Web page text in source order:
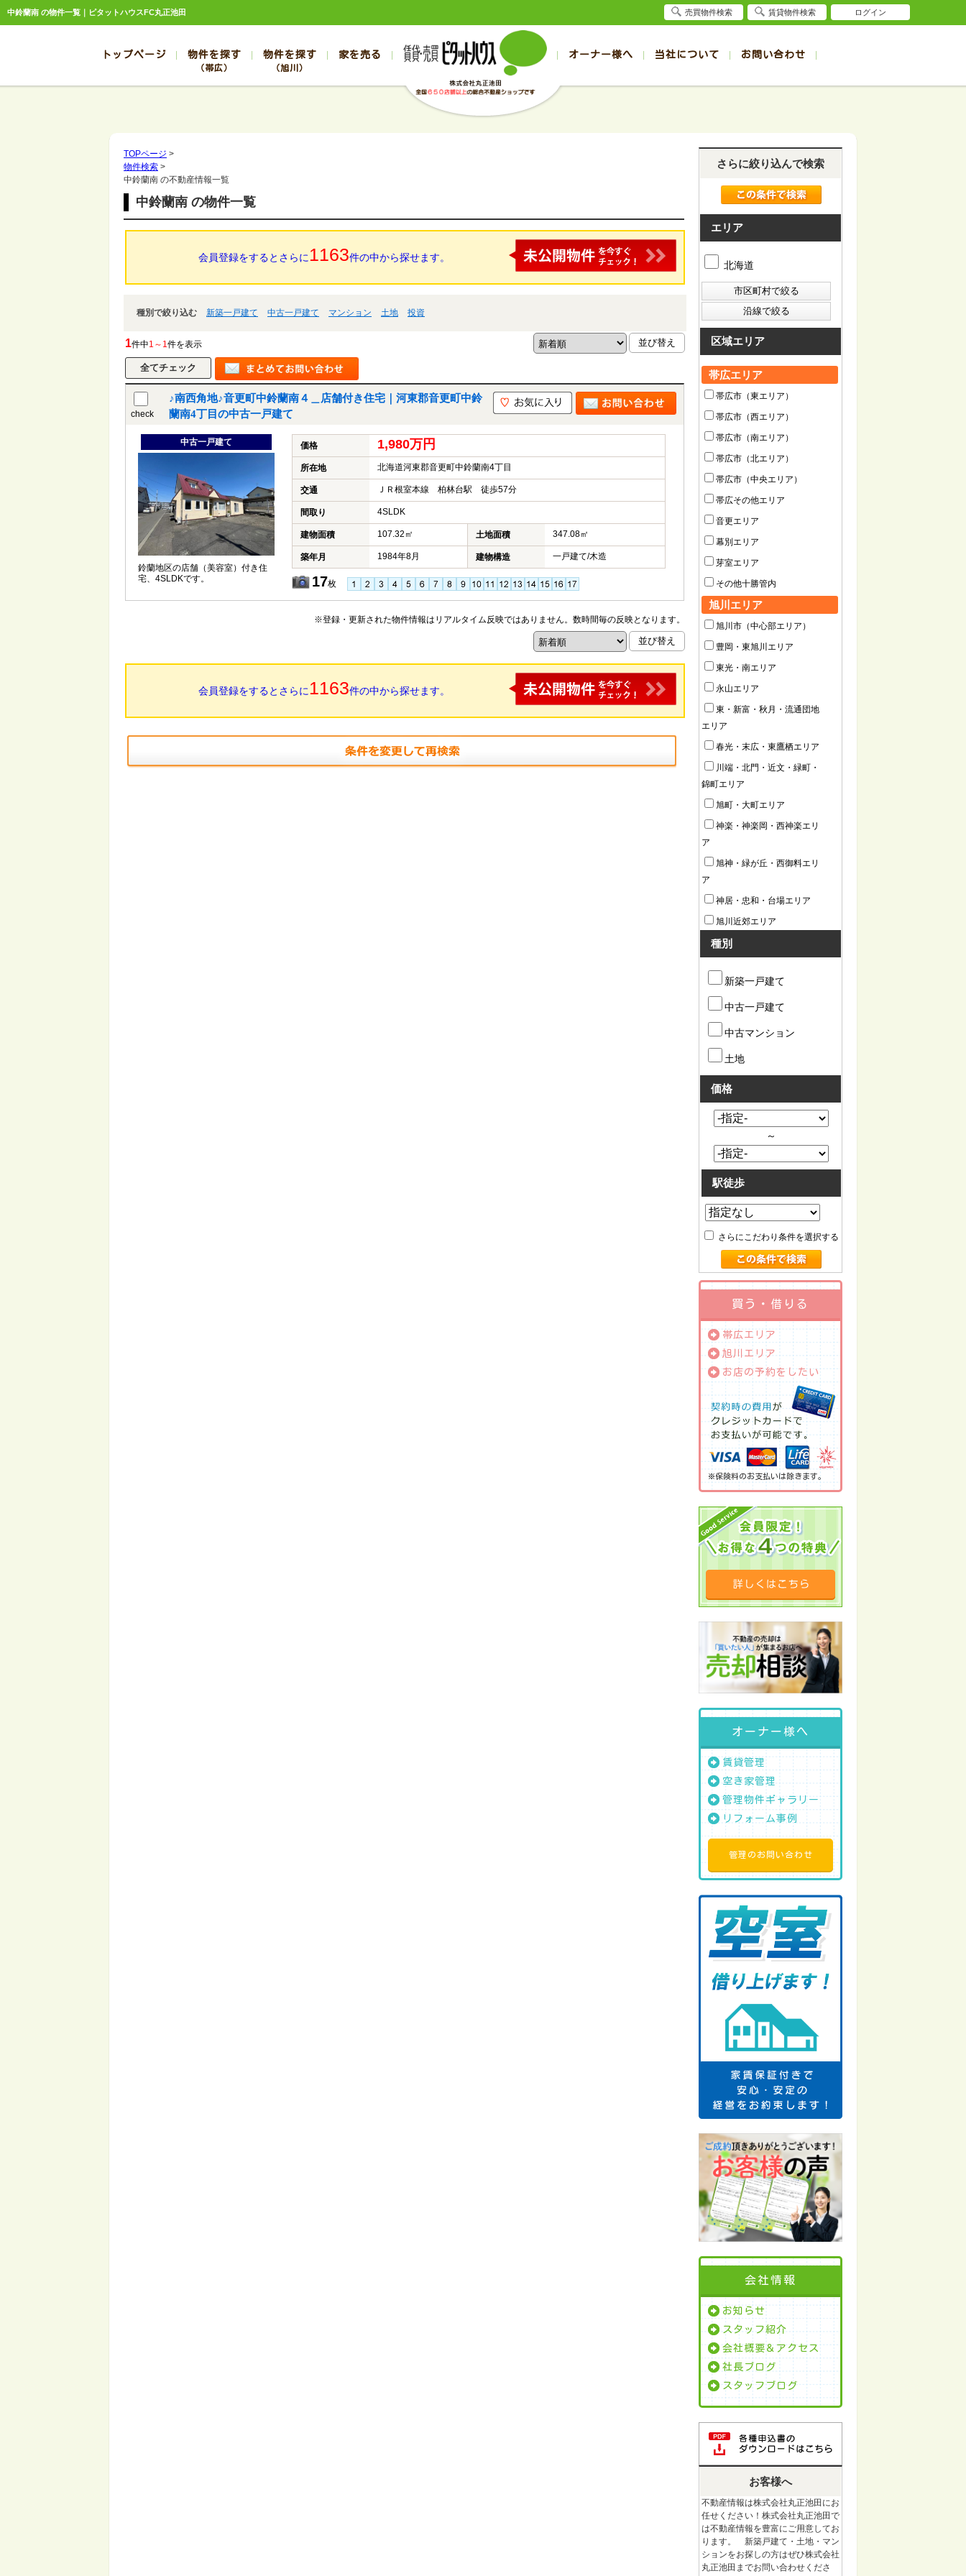
中鈴蘭南 の物件一覧｜ピタットハウスFC丸正池田
トップページ 物件を探す
（帯広）
売買
帯広の1DK～1LDK賃貸
帯広の2K～2LDK賃貸
帯広の3K～3LDK賃貸
物件を探す
（旭川）
売買
旭川の1DK～1LDK賃貸
旭川の2K～2LDK賃貸
旭川の3K～3LDK賃貸
家を売る オーナー様へ 当社について
スタッフブログ お客様の声
お問い合わせ
売却のお問合せ 入居者様ページ
TOPページ >
物件検索 >
中鈴蘭南 の不動産情報一覧
中鈴蘭南 の物件一覧
会員登録をするとさらに 1163件の中から探せます。
種別で絞り込む 新築一戸建て 中古一戸建て マンション 土地 投資
1件中1～1件を表示
check
♪南西角地♪音更町中鈴蘭南４＿店舗付き住宅｜河東郡音更町中鈴
蘭南4丁目の中古一戸建て
中古一戸建て
鈴蘭地区の店舗（美容室）付き住
宅、4SLDKです。
価格 1,980万円
所在地 北海道河東郡音更町中鈴蘭南4丁目
交通 ＪＲ根室本線 柏林台駅 徒歩57分
間取り 4SLDK
建物面積 107.32㎡ 土地面積 347.08㎡
築年月 1984年8月 建物構造 一戸建て/木造
17枚
※登録・更新された物件情報はリアルタイム反映ではありません。数時間毎の反映となります。
会員登録をするとさらに 1163件の中から探せます。
さらに絞り込んで検索
エリア
北海道
区域エリア
帯広エリア
帯広市（東エリア）
帯広市（西エリア）
帯広市（南エリア）
帯広市（北エリア）
帯広市（中央エリア）
帯広その他エリア
音更エリア
幕別エリア
芽室エリア
その他十勝管内
旭川エリア
旭川市（中心部エリア）
豊岡・東旭川エリア
東光・南エリア
永山エリア
東・新富・秋月・流通団地
エリア
春光・末広・東鷹栖エリア
川端・北門・近文・緑町・
錦町エリア
旭町・大町エリア
神楽・神楽岡・西神楽エリ
ア
旭神・緑が丘・西御料エリ
ア
神居・忠和・台場エリア
旭川近郊エリア
種別
新築一戸建て
中古一戸建て
中古マンション
土地
価格
～
駅徒歩
さらにこだわり条件を選択する
買う・借りる
帯広エリア
旭川エリア
お店の予約をしたい
※保険料のお支払いは除きます。
オーナー様へ
賃貸管理
空き家管理
管理物件ギャラリー
リフォーム事例
管理のお問い合わせ
会社情報
お知らせ
スタッフ紹介
会社概要＆アクセス
社長ブログ
スタッフブログ
お客様へ
不動産情報は株式会社丸正池田にお
任せください！株式会社丸正池田で
は不動産情報を豊富にご用意してお
ります。 新築戸建て・土地・マン
ションをお探しの方はぜひ株式会社
丸正池田までお問い合わせくださ
売買物件検索 賃貸物件検索 ログイン